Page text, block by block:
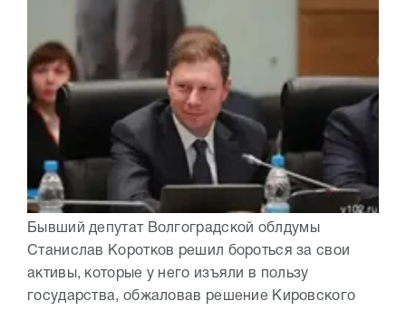
Бывший депутат Волгоградской облдумы
Станислав Коротков решил бороться за свои
активы, которые у него изъяли в пользу
государства, обжаловав решение Кировского